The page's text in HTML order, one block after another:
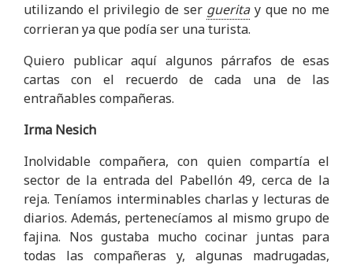
utilizando el privilegio de ser gueritay que no me
corrieran ya que podía ser una turista.
Quiero publicar aquí algunos párrafos de esas
cartas con el recuerdo de cada una de las
entrañables compañeras.
Irma Nesich
Inolvidable compañera, con quien compartía el
sector de la entrada del Pabellón 49, cerca de la
reja. Teníamos interminables charlas y lecturas de
diarios. Además, pertenecíamos al mismo grupo de
fajina. Nos gustaba mucho cocinar juntas para
todas las compañeras y, algunas madrugadas,